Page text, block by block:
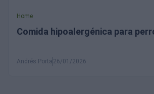
Home
Comida hipoalergénica para
Andrés Porta 26/01/2026